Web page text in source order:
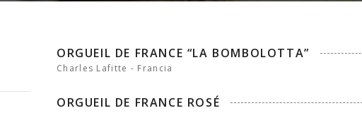
ORGUEIL DE FRANCE “LA BOMBOLOTTA”
Charles Lafitte - Francia
ORGUEIL DE FRANCE ROSÉ